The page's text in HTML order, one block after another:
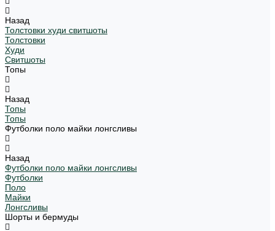
Назад
Толстовки худи свитшоты
Толстовки
Худи
Свитшоты
Топы
Назад
Топы
Топы
Футболки поло майки лонгсливы
Назад
Футболки поло майки лонгсливы
Футболки
Поло
Майки
Лонгсливы
Шорты и бермуды